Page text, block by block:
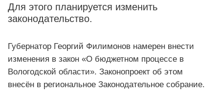
Для этого планируется изменить
законодательство.
Губернатор Георгий Филимонов намерен внести
изменения в закон «О бюджетном процессе в
Вологодской области». Законопроект об этом
внесён в региональное Законодательное собрание.